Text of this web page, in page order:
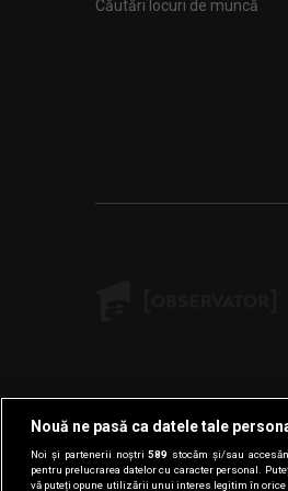
Căutări locuri de muncă
Nouă ne pasă ca datele tale
Noi și partenerii noștri589 stocăm și/sau
pentru prelucrarea datelor cu caracter personal.
vă puteți opune utilizării unui interes legitim în orice